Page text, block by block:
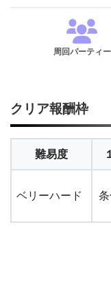
周回パーティー
クリア報酬枠
難易度
ベリーハード